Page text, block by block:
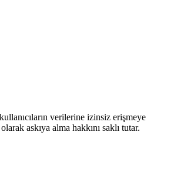
verilerine izinsiz erişmeye
askıya alma hakkını saklı tutar.